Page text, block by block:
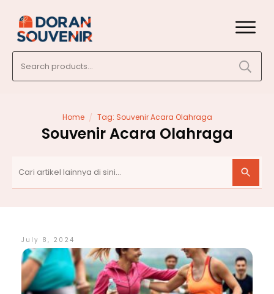
for:
Home / Tag: Souvenir Acara Olahraga
Souvenir Acara Olahraga
July 8, 2024